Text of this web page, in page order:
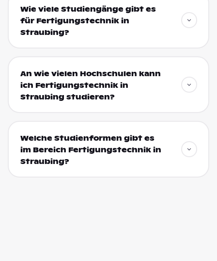
Wie viele Studiengänge gibt es
für Fertigungstechnik in
Straubing?
An wie vielen Hochschulen kann
ich Fertigungstechnik in
Straubing studieren?
Welche Studienformen gibt es
im Bereich Fertigungstechnik in
Straubing?